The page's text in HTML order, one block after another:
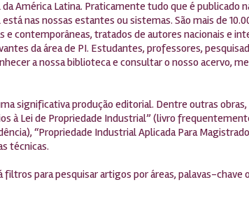
América Latina. Praticamente tudo que é publicado
nas nossas estantes ou sistemas. São mais de
e contemporâneas, tratados de autores nacionais e
da área de PI. Estudantes, professores,
a nossa biblioteca e consultar o nosso acervo,
significativa produção editorial. Dentre outras obras,
à Lei de Propriedade Industrial” (livro
“Propriedade Industrial Aplicada Para
técnicas.
filtros para pesquisar artigos por áreas, palavas-chave